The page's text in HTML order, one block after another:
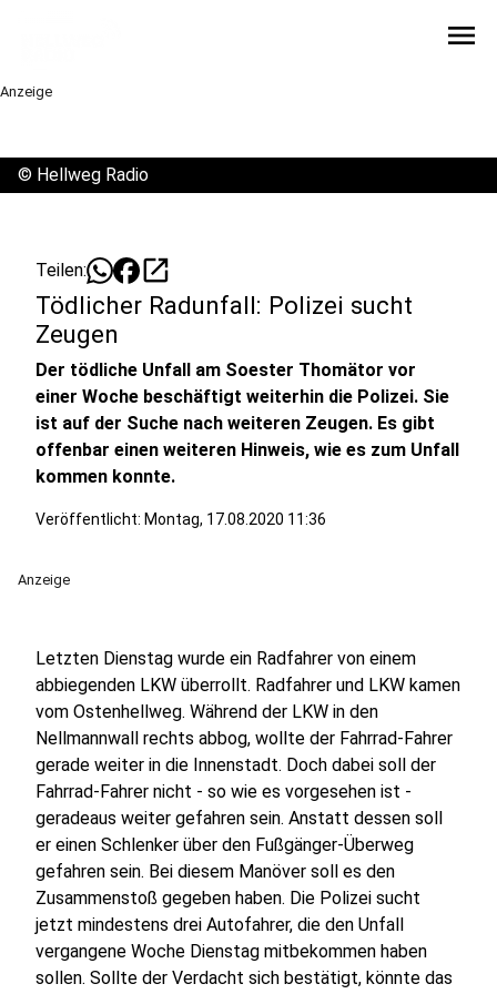
menu
Anzeige
© Hellweg Radio
Teilen: open_in_new
Tödlicher Radunfall: Polizei sucht
Zeugen
Der tödliche Unfall am Soester Thomätor vor
einer Woche beschäftigt weiterhin die Polizei. Sie
ist auf der Suche nach weiteren Zeugen. Es gibt
offenbar einen weiteren Hinweis, wie es zum Unfall
kommen konnte.
Veröffentlicht: Montag, 17.08.2020 11:36
Anzeige
Letzten Dienstag wurde ein Radfahrer von einem
abbiegenden LKW überrollt. Radfahrer und LKW kamen
vom Ostenhellweg. Während der LKW in den
Nellmannwall rechts abbog, wollte der Fahrrad-Fahrer
gerade weiter in die Innenstadt. Doch dabei soll der
Fahrrad-Fahrer nicht - so wie es vorgesehen ist -
geradeaus weiter gefahren sein. Anstatt dessen soll
er einen Schlenker über den Fußgänger-Überweg
gefahren sein. Bei diesem Manöver soll es den
Zusammenstoß gegeben haben. Die Polizei sucht
jetzt mindestens drei Autofahrer, die den Unfall
vergangene Woche Dienstag mitbekommen haben
sollen. Sollte der Verdacht sich bestätigt, könnte das